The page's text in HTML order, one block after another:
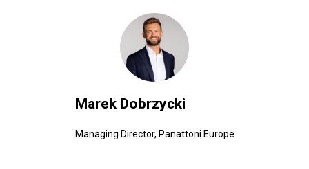
Marek Dobrzycki
Managing Director, Panattoni Europe